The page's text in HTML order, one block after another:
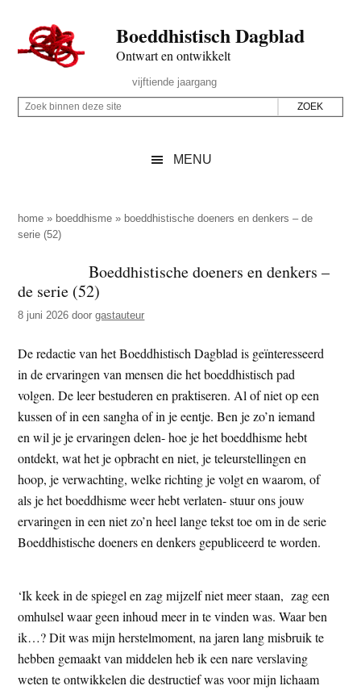
naar
de
inhoud
secondary
naar
de
sidebar
naar
de
Boeddhistisch Dagblad
Ontwart en ontwikkelt
Rechts
vijftiende jaargang
Z
p
d
z
e
i
t
e
Z
i
n
n
d
z
e
s
i
t
e
MENU
home » boeddhisme » boeddhistische doeners en denkers – de
serie (52)
Boeddhistische doeners en denkers –
de serie (52)
8 juni 2026 doorgastauteur
De redactie van het Boeddhistisch Dagblad is geïnteresseerd
in de ervaringen van mensen die het boeddhistisch pad
volgen. De leer bestuderen en praktiseren. Al of niet op een
kussen of in een sangha of in je eentje. Ben je zo’n iemand
en wil je je ervaringen delen- hoe je het boeddhisme hebt
ontdekt, wat het je opbracht en niet, je teleurstellingen en
hoop, je verwachting, welke richting je volgt en waarom, of
als je het boeddhisme weer hebt verlaten- stuur ons jouw
ervaringen in een niet zo’n heel lange tekst toe om in de serie
Boeddhistische doeners en denkers gepubliceerd te worden.
‘Ik keek in de spiegel en zag mijzelf niet meer staan, zag een
omhulsel waar geen inhoud meer in te vinden was. Waar ben
ik…? Dit was mijn herstelmoment, na jaren lang misbruik te
hebben gemaakt van middelen heb ik een nare verslaving
weten te ontwikkelen die destructief was voor mijn lichaam